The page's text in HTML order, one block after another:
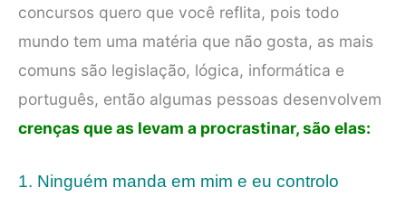
concursos quero que você reflita, pois todo
mundo tem uma matéria que não gosta, as mais
comuns são legislação, lógica, informática e
português, então algumas pessoas desenvolvem
crenças que as levam a procrastinar, são elas:
1. Ninguém manda em mim e eu controlo